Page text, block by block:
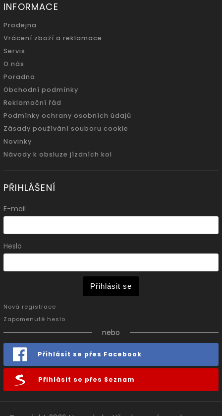
INFORMACE
Prodejna
Vrácení zboží a reklamace
Servis
O nás
Poradna
Obchodní podmínky
Reklamační řád
Podmínky ochrany osobních údajů
Zásady používání souboru cookie
Novinky
Návody k obsluze jízdních kol
PŘIHLÁŠENÍ
E-mail
Heslo
Přihlásit se
Nová registrace
Zapomenuté heslo
nebo
Přihlásit se přes Facebook
Přihlásit se přes Seznam